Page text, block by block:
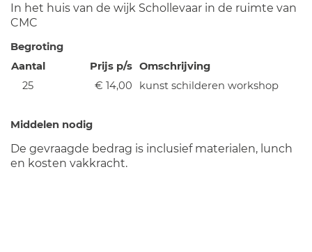
In het huis van de wijk Schollevaar in de ruimte van
CMC
Begroting
Aantal
Prijs p/s Omschrijving
25
€ 14,00 kunst schilderen workshop
Middelen nodig
De gevraagde bedrag is inclusief materialen, lunch
en kosten vakkracht.